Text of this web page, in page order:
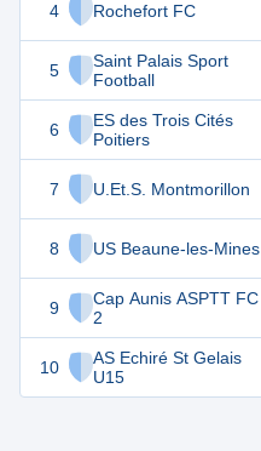
4 Rochefort FC
5
Saint Palais Sport
Football
6
ES des Trois Cités
Poitiers
7 U.Et.S. Montmorillon
8 US Beaune-les-Mines
9
Cap Aunis ASPTT FC
2
10
AS Echiré St Gelais
U15
24
20
17
14 18
13 18
8